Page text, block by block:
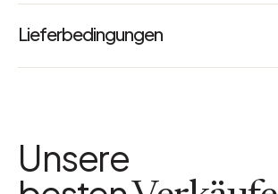
Gewicht: 1.61 kg
Farbe
Schwarz
Lieferbedingungen
Unsere